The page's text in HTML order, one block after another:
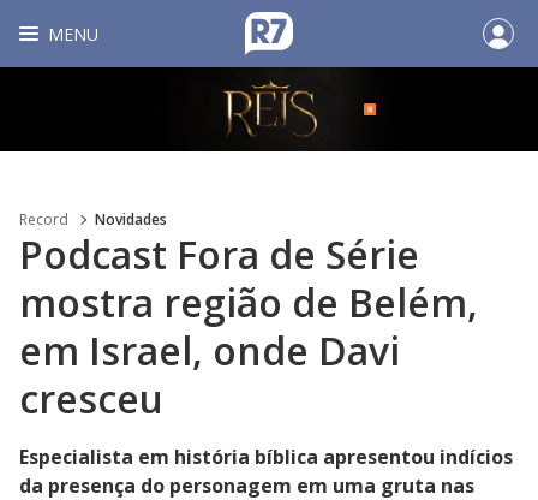
MENU
Record Novidades
Podcast Fora de Série
mostra região de Belém,
em Israel, onde Davi
cresceu
Especialista em história bíblica apresentou indícios
da presença do personagem em uma gruta nas